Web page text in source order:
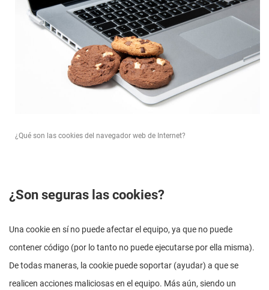
¿Qué son las cookies del navegador web de Internet?
¿Son seguras las cookies?
Una cookie en sí no puede afectar el equipo, ya que no puede
contener código (por lo tanto no puede ejecutarse por ella misma).
De todas maneras, la cookie puede soportar (ayudar) a que se
realicen acciones maliciosas en el equipo. Más aún, siendo un